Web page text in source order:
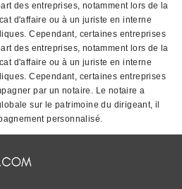
des entreprises, notamment lors de la
d'affaire ou à un juriste en interne
Cependant, certaines entreprises
des entreprises, notamment lors de la
d'affaire ou à un juriste en interne
Cependant, certaines entreprises
par un notaire. Le notaire a
sur le patrimoine du dirigeant, il
personnalisé.